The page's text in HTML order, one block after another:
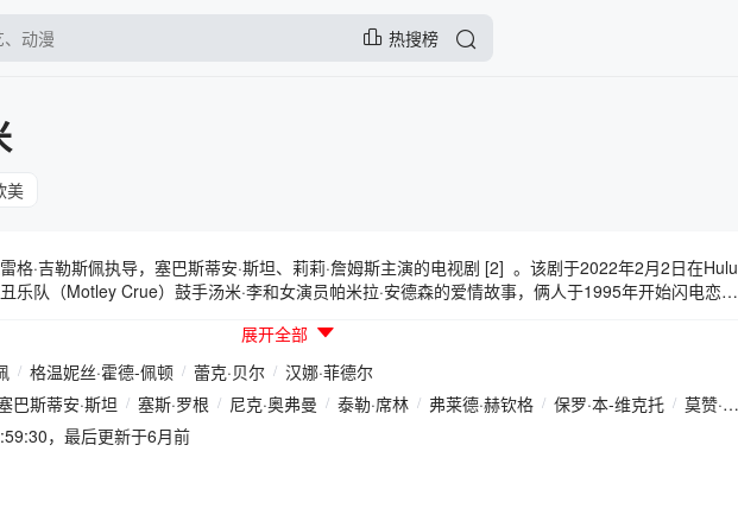
热搜榜
美
格·吉勒斯佩执导，塞巴斯蒂安·斯坦、莉莉·詹姆斯主演的电视剧 [2] 。该剧于2022年2月2日在Hulu
乐队（Motley Crue）鼓手汤米·李和女演员帕米拉·安德森的爱情故事，俩人于1995年开始闪电恋
演Hulu新剧《帕姆与汤米》首曝定妆照[并不简单]两人饰演现实中极具话题性的前任夫妇：演员&模特
生队》)和克鲁小丑合唱团鼓手&音乐人汤米·李，他们的恋情多年来见诸八卦小报，包括著名的蜜月性
丑闻。罗伯特·西格尔(《大创业家》《极速蜗牛》)写剧本，塞斯·罗根饰演偷窃者并担任制作人，克
样女王》《傲慢与偏见与僵尸》)执导，共8集。该剧主要聚焦性丑闻，也会详细讲述两人的闪电恋
后他们就结婚了。当时性爱录像带泄露一事演变成了一场相当激烈的法律纠纷，安德森起诉了发行
，最终，李与该公司达成了一项秘密和解协议。此后，该公司重新开始向其网站的订阅者公
常的三倍。
展开全部
/ 格温妮丝·霍德-佩顿 / 蕾克·贝尔 / 汉娜·菲德尔
巴斯蒂安·斯坦 / 塞斯·罗根 / 尼克·奥弗曼 / 泰勒·席林 / 弗莱德·赫钦格 / 保罗·本-维克托 / 莫赞·玛诺
，最后更新于6月前